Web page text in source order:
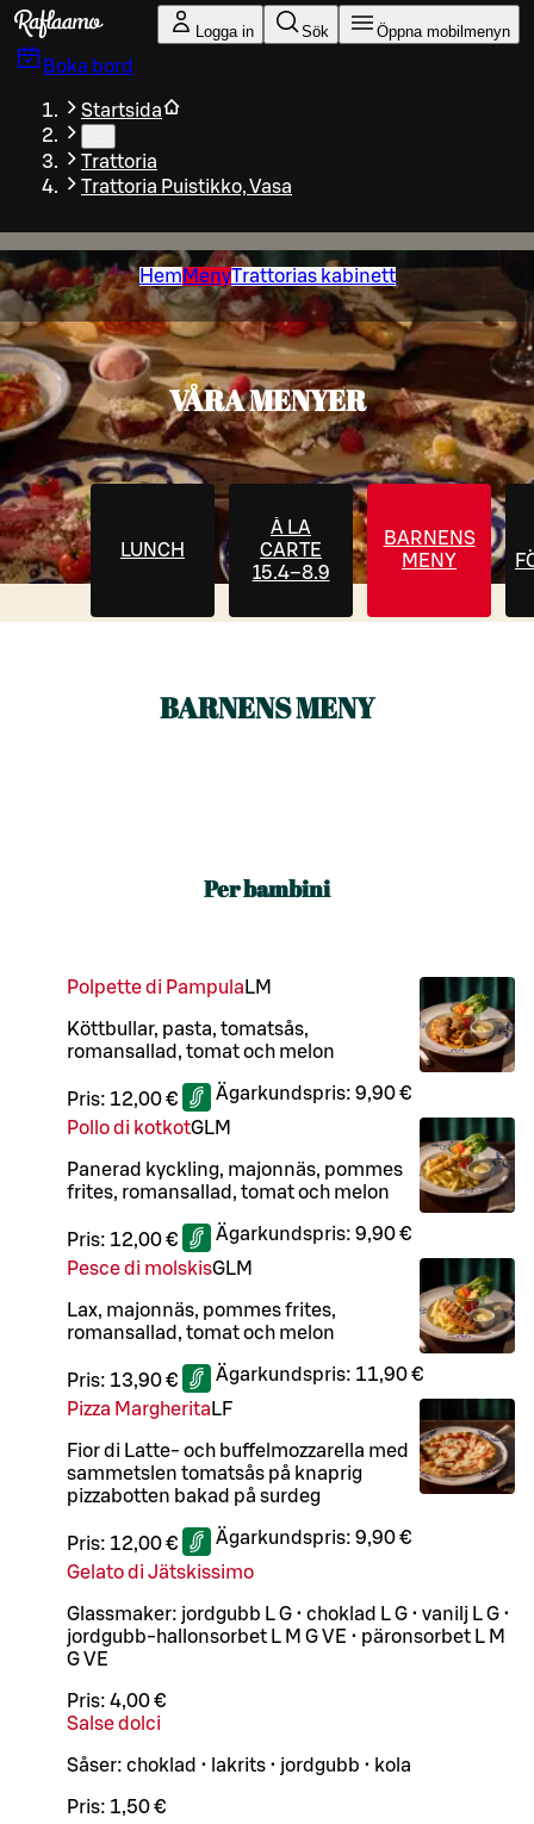
Gå till huvudinnehållet
Logga in Sök Öppna mobilmenyn
Boka bord
Startsida
Trattoria
Trattoria Puistikko, Vasa
Hem MenyTrattorias kabinett
VÅRA MENYER
LUNCH
À LA
CARTE
15.4–8.9
BARNENS
MENY
BARNENS MENY
Per bambini
Polpette di Pampula LM
Köttbullar, pasta, tomatsås,
romansallad, tomat och melon
Pris: 12,00 € Ägarkundspris: 9,90 €
Pollo di kotkotGLM
Panerad kyckling, majonnäs, pommes
frites, romansallad, tomat och melon
Pris: 12,00 € Ägarkundspris: 9,90 €
Pesce di molskisGLM
Lax, majonnäs, pommes frites,
romansallad, tomat och melon
Pris: 13,90 € Ägarkundspris: 11,90 €
Pizza Margherita LF
Fior di Latte- och buffelmozzarella med
sammetslen tomatsås på knaprig
pizzabotten bakad på surdeg
Pris: 12,00 € Ägarkundspris: 9,90 €
Gelato di Jätskissimo
Glassmaker: jordgubb L G • choklad L G • vanilj L G •
jordgubb-hallonsorbet L M G VE • päronsorbet L M
G VE
Pris: 4,00 €
Salse dolci
Såser: choklad • lakrits • jordgubb • kola
Pris: 1,50 €